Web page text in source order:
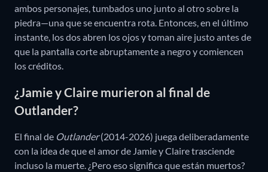
ambos personajes, tumbados uno junto al otro sobre la
piedra—una que se encuentra rota. Entonces, en el último
instante, los dos abren los ojos y toman aire justo antes de
que la pantalla corte abruptamente a negro y comiencen
los créditos.
¿Jamie y Claire murieron al final de
Outlander?
El final de Outlander(2014-2026) juega deliberadamente
con la idea de que el amor de Jamie y Claire trasciende
incluso la muerte. ¿Pero eso significa que están muertos?